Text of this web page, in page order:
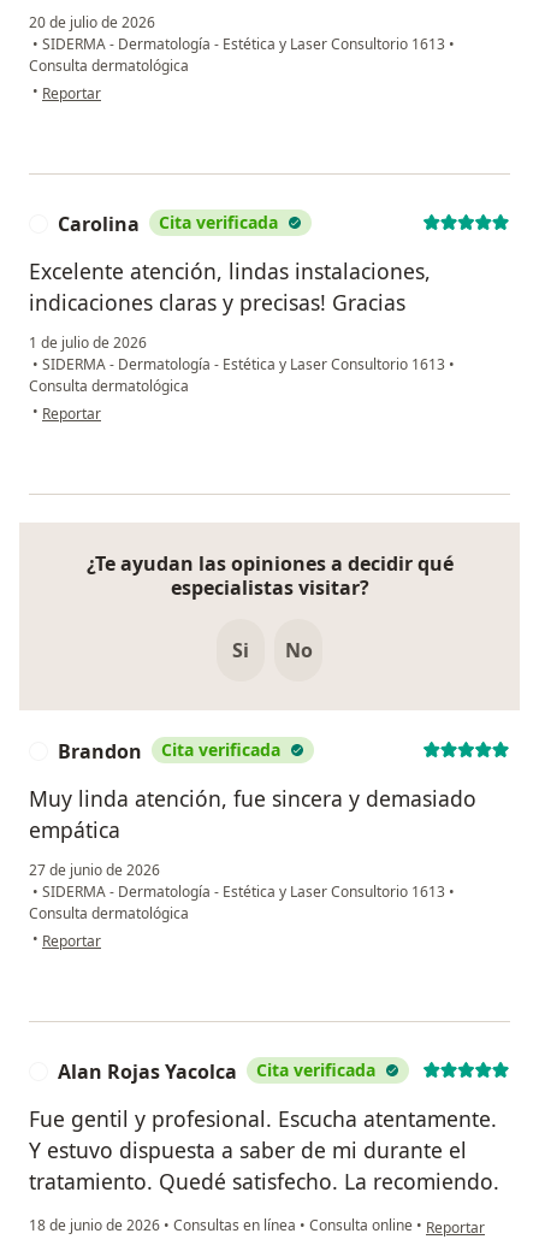
20 de julio de 2026
• SIDERMA - Dermatología - Estética y Laser Consultorio 1613 •
Consulta dermatológica
• en opinión del usuario Jessy
Reportar
Carolina Cita verificada
Excelente atención, lindas instalaciones,
indicaciones claras y precisas! Gracias
1 de julio de 2026
• SIDERMA - Dermatología - Estética y Laser Consultorio 1613 •
Consulta dermatológica
• en opinión del usuario Carolina
Reportar
¿Te ayudan las opiniones a decidir qué
especialistas visitar?
Si No
Brandon Cita verificada
Muy linda atención, fue sincera y demasiado
empática
27 de junio de 2026
• SIDERMA - Dermatología - Estética y Laser Consultorio 1613 •
Consulta dermatológica
• en opinión del usuario Brandon
Reportar
Alan Rojas Yacolca Cita verificada
Fue gentil y profesional. Escucha atentamente.
Y estuvo dispuesta a saber de mi durante el
tratamiento. Quedé satisfecho. La recomiendo.
18 de junio de 2026 • Consultas en línea • Consulta online • en opinión del
Reportar